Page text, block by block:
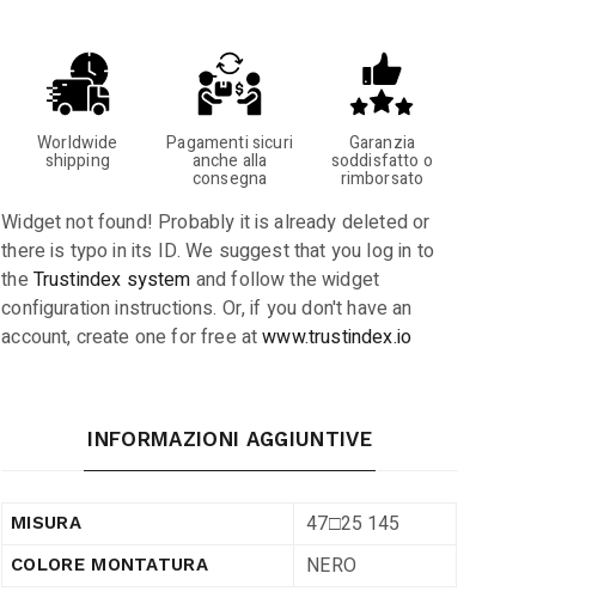
Worldwide
shipping
Pagamenti sicuri
anche alla
consegna
Garanzia
soddisfatto o
rimborsato
Widget not found! Probably it is already deleted or
there is typo in its ID. We suggest that you log in to
the Trustindex system and follow the widget
configuration instructions. Or, if you don't have an
account, create one for free atwww.trustindex.io
INFORMAZIONI AGGIUNTIVE
MISURA 47□25 145
COLORE MONTATURA NERO